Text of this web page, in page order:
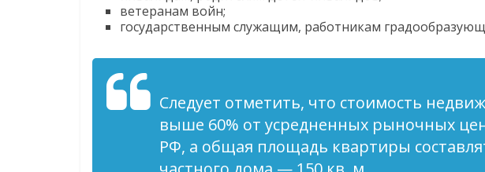
ветеранам войн;
государственным служащим, работникам
Следует отметить, что стоимость
выше 60% от усредненных рыночных
РФ, а общая площадь квартиры